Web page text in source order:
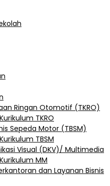
Ringan Otomotif (TKRO)
TKRO
Sepeda Motor (TBSM)
TBSM
Visual (DKV)/ Multimedia
MM
dan Layanan Bisnis